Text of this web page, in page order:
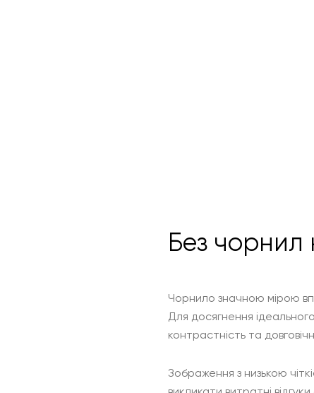
Без
Чорнило значною мірою
Для досягнення
контрастність та
Зображення з низькою